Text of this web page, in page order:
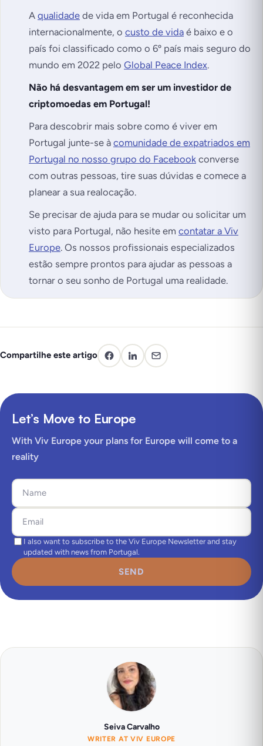
A qualidade de vida em Portugal é reconhecida
internacionalmente, o custo de vida é baixo e o
país foi classificado como o 6º país mais seguro do
mundo em 2022 pelo Global Peace Index.
Não há desvantagem em ser um investidor de
criptomoedas em Portugal!
Para descobrir mais sobre como é viver em
Portugal junte-se à comunidade de expatriados em
Portugal no nosso grupo do Facebook converse
com outras pessoas, tire suas dúvidas e comece a
planear a sua realocação.
Se precisar de ajuda para se mudar ou solicitar um
visto para Portugal, não hesite em contatar a Viv
Europe. Os nossos profissionais especializados
estão sempre prontos para ajudar as pessoas a
tornar o seu sonho de Portugal uma realidade.
Compartilhe este artigo
Let’s Move to Europe
With Viv Europe your plans for Europe will come to a
reality
I also want to subscribe to the Viv Europe Newsletter and stay
updated with news from Portugal.
SEND
Seiva Carvalho
WRITER AT VIV EUROPE